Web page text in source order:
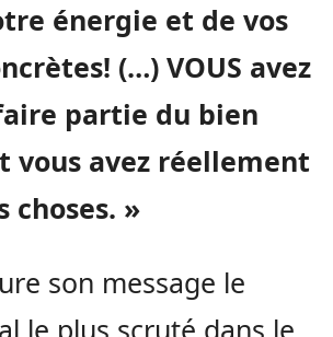
énergie et de vos
(…) VOUS avez
partie du bien
vous avez réellement
choses. »
son message le